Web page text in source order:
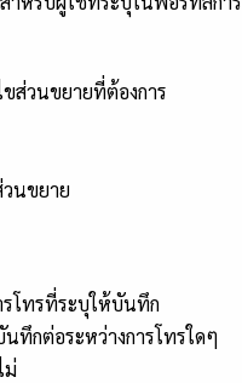
ขส่วนขยายที่ต้องการ
นขยาย
โทรที่ระบุให้บันทึก
ทึกต่อระหว่างการโทรใดๆ
ม่